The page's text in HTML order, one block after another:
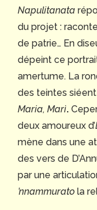
Napulitanata
du projet :
de patrie… En
dépeint ce
amertume. La
des teintes siéent
Maria, Marì.
deux amoureux d’
mène dans une
des vers de
par une
’nnammurato la